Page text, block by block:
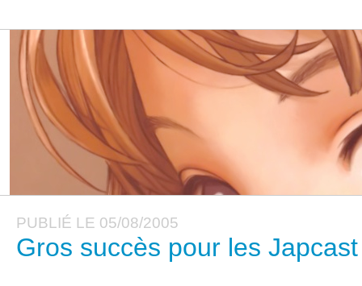
PUBLIÉ LE 05/08/2005
Gros succès pour les